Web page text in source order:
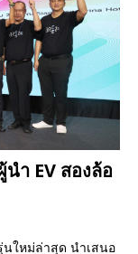
ำ EV สองล้อ
นใหม่ล่าสุด นำเสนอ